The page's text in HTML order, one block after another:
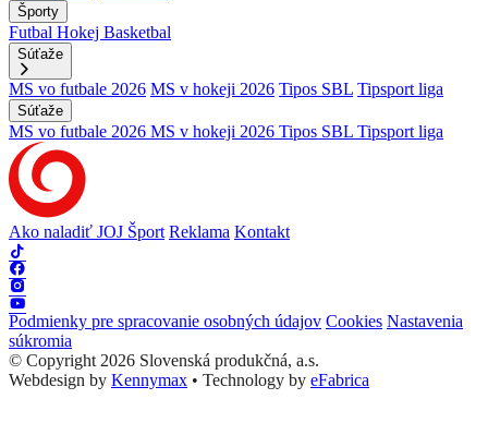
Športy
Futbal Hokej Basketbal
Súťaže
MS vo futbale 2026 MS v hokeji 2026 Tipos SBL Tipsport liga
Súťaže
MS vo futbale 2026 MS v hokeji 2026 Tipos SBL Tipsport liga
Ako naladiť JOJ Šport Reklama Kontakt
Podmienky pre spracovanie osobných údajov Cookies Nastavenia
súkromia
© Copyright 2026 Slovenská produkčná, a.s.
Webdesign by Kennymax • Technology by eFabrica